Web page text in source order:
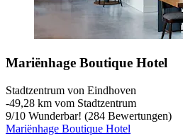
Mariënhage Boutique Hotel
Stadtzentrum von Eindhoven
‐49,28 km vom Stadtzentrum
9/10 Wunderbar! (284 Bewertungen)
Mariënhage Boutique Hotel